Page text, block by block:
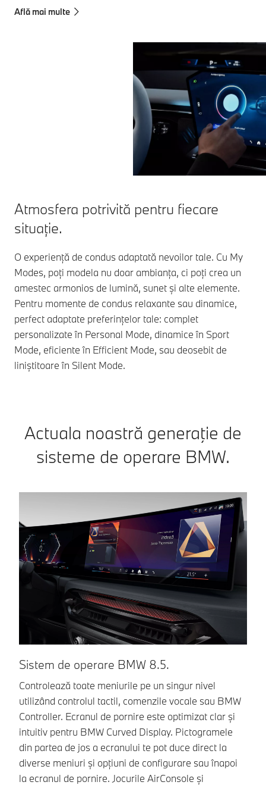
Află mai multe
Atmosfera potrivită pentru fiecare
situație.
O experiență de condus adaptată nevoilor tale. Cu My
Modes, poți modela nu doar ambianța, ci poți crea un
amestec armonios de lumină, sunet și alte elemente.
Pentru momente de condus relaxante sau dinamice,
perfect adaptate preferințelor tale: complet
personalizate în Personal Mode, dinamice în Sport
Mode, eficiente în Efficient Mode, sau deosebit de
liniștitoare în Silent Mode.
Actuala noastră generaţie de
sisteme de operare BMW.
Sistem de operare BMW 8.5.
Controlează toate meniurile pe un singur nivel
utilizând controlul tactil, comenzile vocale sau BMW
Controller. Ecranul de pornire este optimizat clar și
intuitiv pentru BMW Curved Display. Pictogramele
din partea de jos a ecranului te pot duce direct la
diverse meniuri și opțiuni de configurare sau înapoi
la ecranul de pornire. Jocurile AirConsole și